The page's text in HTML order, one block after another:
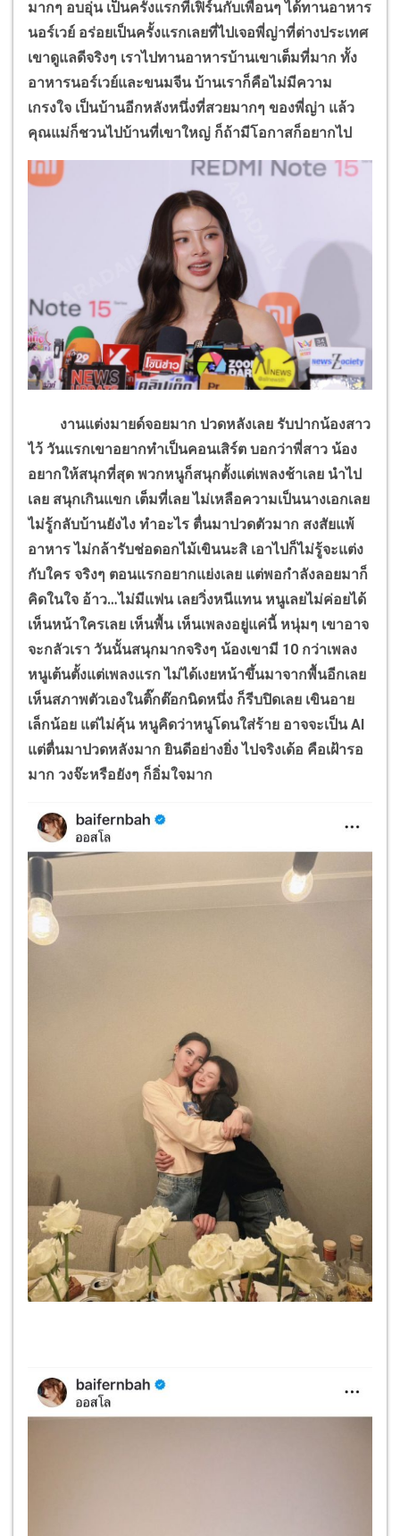
มากๆ อบอุ่น เป็นครั้งแรกที่เฟิร์นกับเพื่อนๆ ได้ทานอาหาร
นอร์เวย์ อร่อยเป็นครั้งแรกเลยที่ไปเจอพี่ญ่าที่ต่างประเทศ
เขาดูแลดีจริงๆ เราไปทานอาหารบ้านเขาเต็มที่มาก ทั้ง
อาหารนอร์เวย์และขนมจีน บ้านเราก็คือไม่มีความ
เกรงใจ เป็นบ้านอีกหลังหนึ่งที่สวยมากๆ ของพี่ญ่า แล้ว
คุณแม่ก็ชวนไปบ้านที่เขาใหญ่ ก็ถ้ามีโอกาสก็อยากไป
งานแต่งมายด์จอยมาก ปวดหลังเลย รับปากน้องสาว
ไว้ วันแรกเขาอยากทำเป็นคอนเสิร์ต บอกว่าพี่สาว น้อง
อยากให้สนุกที่สุด พวกหนูก็สนุกตั้งแต่เพลงช้าเลย นำไป
เลย สนุกเกินแขก เต็มที่เลย ไม่เหลือความเป็นนางเอกเลย
ไม่รู้กลับบ้านยังไง ทำอะไร ตื่นมาปวดตัวมาก สงสัยแพ้
อาหาร ไม่กล้ารับช่อดอกไม้เขินนะสิ เอาไปก็ไม่รู้จะแต่ง
กับใคร จริงๆ ตอนแรกอยากแย่งเลย แต่พอกำลังลอยมาก็
คิดในใจ อ้าว…ไม่มีแฟน เลยวิ่งหนีแทน หนูเลยไม่ค่อยได้
เห็นหน้าใครเลย เห็นพื้น เห็นเพลงอยู่แค่นี้ หนุ่มๆ เขาอาจ
จะกลัวเรา วันนั้นสนุกมากจริงๆ น้องเขามี 10 กว่าเพลง
หนูเต้นตั้งแต่เพลงแรก ไม่ได้เงยหน้าขึ้นมาจากพื้นอีกเลย
เห็นสภาพตัวเองในติ๊กต๊อกนิดหนึ่ง ก็รีบปิดเลย เขินอาย
เล็กน้อย แต่ไม่คุ้น หนูคิดว่าหนูโดนใส่ร้าย อาจจะเป็นAI
แต่ตื่นมาปวดหลังมาก ยินดีอย่างยิ่ง ไปจริงเด้อ คือเฝ้ารอ
มาก วงจ๊ะหรือยังๆ ก็อิ่มใจมาก